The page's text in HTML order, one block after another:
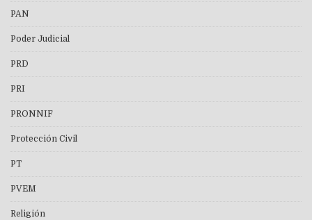
PAN
Poder Judicial
PRD
PRI
PRONNIF
Protección Civil
PT
PVEM
Religión